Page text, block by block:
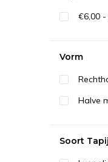
€6,00
Vorm
Halve
Soort